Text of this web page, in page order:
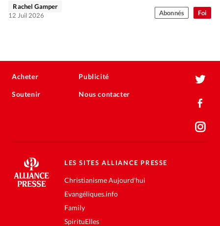
Foi
Rachel Gamper
12 Juil 2026
Abonnés
Acheter
Soutenir
Publicité
Nous contacter
LES SITES ALLIANCE PRESSE
Christianisme Aujourd'hui
Evangéliques.info
Family
SpirituElles